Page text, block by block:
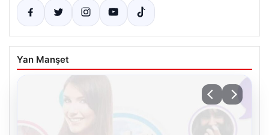
Yan Manşet